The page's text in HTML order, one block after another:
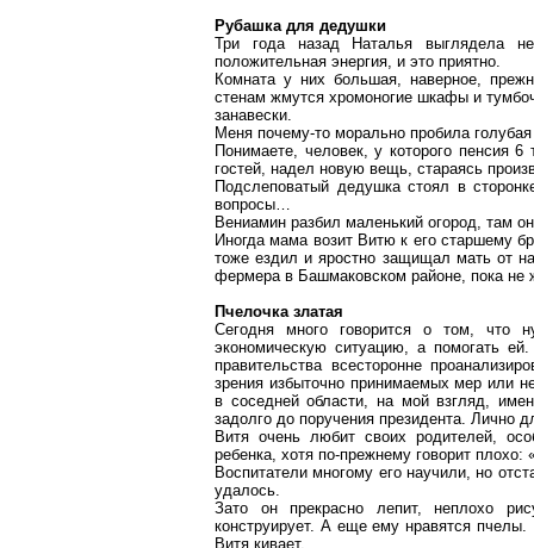
Рубашка для дедушки
Три года назад Наталья выглядела
положительная энергия, и это приятно.
Комната у них большая, наверное,
стенам жмутся хромоногие шкафы и
занавески.
Меня почему-то морально пробила голубая
Понимаете, человек, у которого пенсия
гостей, надел новую вещь, стараясь
Подслеповатый дедушка стоял в
вопросы…
Вениамин разбил маленький огород, там
Иногда мама возит Витю к его старшему
тоже ездил и яростно защищал мать от
фермера в Башмаковском районе, пока не
Пчелочказлатая
Сегодня много говорится о том, что
экономическую ситуацию, а помогать
правительства всесторонне
зрения избыточно принимаемых мер или
в соседней области, на мой взгляд,
задолго до поручения президента. Лично
Витя очень любит своих родителей,
ребенка, хотя по-прежнему говорит
Воспитатели многому его научили, но
удалось.
Зато он прекрасно лепит, неплохо
конструирует. А еще ему нравятся пчелы.
Витя кивает.